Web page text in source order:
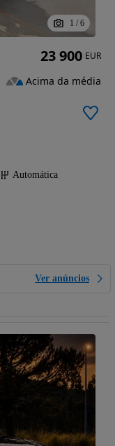
1 / 6
Automática
Ver anúncios
23 900 EUR
Acima da média